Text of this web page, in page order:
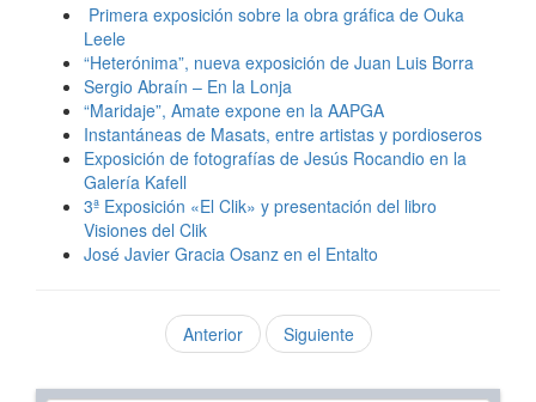
Primera exposición sobre la obra gráfica de Ouka
Leele
“Heterónima”, nueva exposición de Juan Luis Borra
Sergio Abraín – En la Lonja
“Maridaje”, Amate expone en la AAPGA
Instantáneas de Masats, entre artistas y pordioseros
Exposición de fotografías de Jesús Rocandio en la
Galería Kafell
3ª Exposición «El Clik» y presentación del libro
Visiones del Clik
José Javier Gracia Osanz en el Entalto
Anterior Siguiente